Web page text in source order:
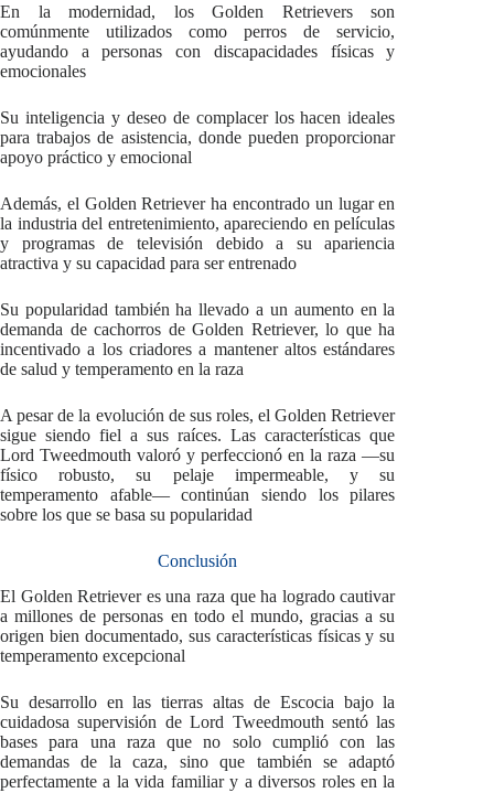
En la modernidad, los Golden Retrievers son
comúnmente utilizados como perros de servicio,
ayudando a personas con discapacidades físicas y
emocionales
Su inteligencia y deseo de complacer los hacen ideales
para trabajos de asistencia, donde pueden proporcionar
apoyo práctico y emocional
Además, el Golden Retriever ha encontrado un lugar en
la industria del entretenimiento, apareciendo en películas
y programas de televisión debido a su apariencia
atractiva y su capacidad para ser entrenado
Su popularidad también ha llevado a un aumento en la
demanda de cachorros de Golden Retriever, lo que ha
incentivado a los criadores a mantener altos estándares
de salud y temperamento en la raza
A pesar de la evolución de sus roles, el Golden Retriever
sigue siendo fiel a sus raíces. Las características que
Lord Tweedmouth valoró y perfeccionó en la raza —su
físico robusto, su pelaje impermeable, y su
temperamento afable— continúan siendo los pilares
sobre los que se basa su popularidad
Conclusión
El Golden Retriever es una raza que ha logrado cautivar
a millones de personas en todo el mundo, gracias a su
origen bien documentado, sus características físicas y su
temperamento excepcional
Su desarrollo en las tierras altas de Escocia bajo la
cuidadosa supervisión de Lord Tweedmouth sentó las
bases para una raza que no solo cumplió con las
demandas de la caza, sino que también se adaptó
perfectamente a la vida familiar y a diversos roles en la